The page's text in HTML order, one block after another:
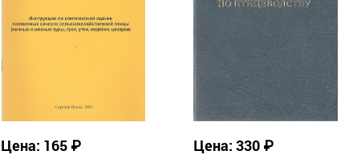
Цена: 165 ₽ Цена: 330 ₽